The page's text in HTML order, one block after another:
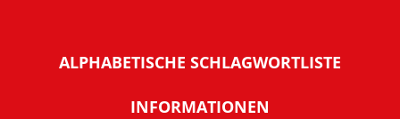
ALPHABETISCHE SCHLAGWORTLISTE
INFORMATIONEN